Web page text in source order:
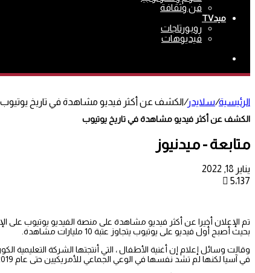
فن وثقافة
ميدTV
روبورتاجات
فيديوهات
الرئيسية/سلايدر/الكشف عن أكثر فيديو مشاهدة في تاريخ يوتيوب
الكشف عن أكثر فيديو مشاهدة في تاريخ يوتيوب
متابعة - ميدنيوز
يناير 18, 2022
5٬137
بحيث أصبح أول فيديو على يوتيوب يتجاوز عتبة 10 مليارات مشاهدة.
في آسيا لكنها لم تشد نفسها في الوعي الجماعي للأمريكيين حتى عام 2019. منذ ذلك الحين ،تحولت إلى برنامج تلفزيوني من Nickelodeon.